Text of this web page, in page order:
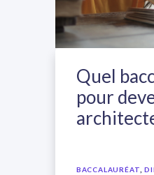
Quel
pour
BACCALAURÉAT,